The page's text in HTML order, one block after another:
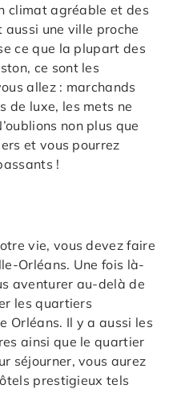
climat agréable et des
aussi une ville proche
ce que la plupart des
ce sont les
allez : marchands
de luxe, les mets ne
non plus que
et vous pourrez
!
vie, vous devez faire
Orléans. Une fois là-
aventurer au-delà de
les quartiers
Orléans. Il y a aussi les
ainsi que le quartier
séjourner, vous aurez
prestigieux tels